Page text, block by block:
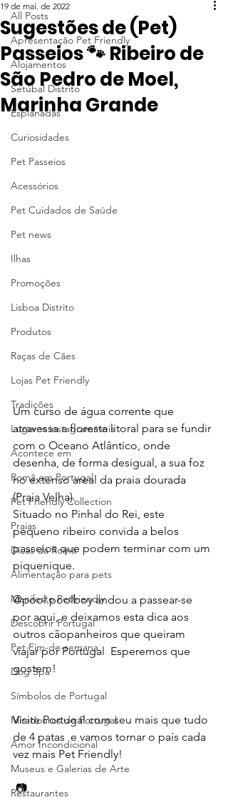
All Posts
Apresentação Pet Friendly
Alojamentos
Setúbal Distrito
Esplanadas
Curiosidades
Pet Passeios
Acessórios
Pet Cuidados de Saúde
Pet news
Ilhas
Promoções
Lisboa Distrito
Produtos
Raças de Cães
Lojas Pet Friendly
Tradições
Lugares instagramáveis
Acontece em
Romã em Portugal
Pet Friendly Collection
Praias
Dicas da Romã
Alimentação para pets
Manifesto Petfriendly
Descobrir Portugal
Pet Fim-de-semana
Dog Spa
Símbolos de Portugal
Miradouros de Portugal
Amor Incondicional
Museus e Galerias de Arte
Restaurantes
Sugestões de (Pet)
Passeios 🐾 Ribeiro de
São Pedro de Moel,
Marinha Grande
19 de mai. de 2022
Um curso de água corrente que
atravessa a floresta litoral para se fundir
com o Oceano Atlântico, onde
desenha, de forma desigual, a sua foz
no extenso areal da praia dourada
(Praia Velha).
Situado no Pinhal do Rei, este
pequeno ribeiro convida a belos
passeios que podem terminar com um
piquenique.
@pool.poolboy andou a passear-se
por aqui, e deixamos esta dica aos
outros cãopanheiros que queiram
viajar por Portugal  Esperemos que
gostem!
Visite Portugal com seu mais que tudo
de 4 patas  e vamos tornar o país cada
vez mais Pet Friendly!
📷